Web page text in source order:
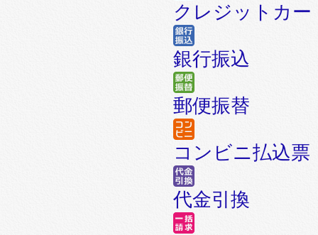
クレジットカー
銀行振込
郵便振替
コンビニ払込票
代金引換